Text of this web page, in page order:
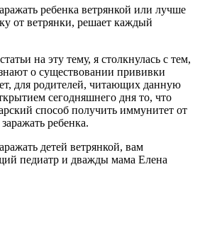
ребенка ветрянкой или лучше
от ветрянки, решает каждый
на эту тему, я столкнулась с тем,
о существовании прививки
для родителей, читающих данную
сегодняшнего дня то, что
способ получить иммунитет от
ребенка.
детей ветрянкой, вам
педиатр и дважды мама Елена